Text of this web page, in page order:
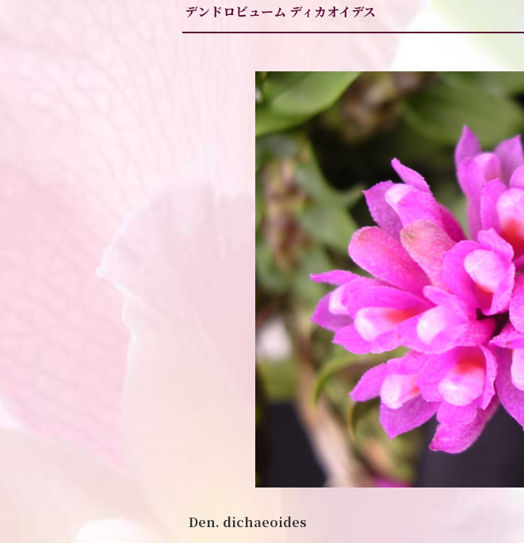
デンドロビューム ディカオイデス
Den. dichaeoides